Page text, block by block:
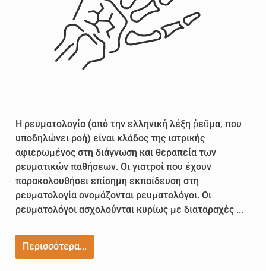
Η ρευματολογία (από την ελληνική λέξη ῥεῦμα, που
υποδηλώνει ροή) είναι κλάδος της ιατρικής
αφιερωμένος στη διάγνωση και θεραπεία των
ρευματικών παθήσεων. Οι γιατροί που έχουν
παρακολουθήσει επίσημη εκπαίδευση στη
ρευματολογία ονομάζονται ρευματολόγοι. Οι
ρευματολόγοι ασχολούνται κυρίως με διαταραχές ...
Περισσότερα...